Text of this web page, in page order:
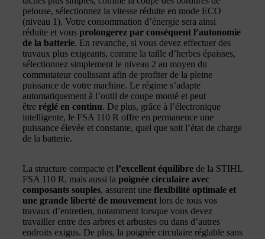
pelouse, sélectionnez la vitesse réduite en mode ECO
(niveau 1). Votre consommation d’énergie sera ainsi
réduite et vous prolongerez par conséquent l’autonomie
de la batterie. En revanche, si vous devez effectuer des
travaux plus exigeants, comme la taille d’herbes épaisses,
sélectionnez simplement le niveau 2 au moyen du
commutateur coulissant afin de profiter de la pleine
puissance de votre machine. Le régime s’adapte
automatiquement à l’outil de coupe monté et peut
être réglé en continu. De plus, grâce à l’électronique
intelligente, le FSA 110 R offre en permanence une
puissance élevée et constante, quel que soit l’état de charge
de la batterie.
La structure compacte et l’excellent équilibre de la STIHL
FSA 110 R, mais aussi la poignée circulaire avec
composants souples, assurent une flexibilité optimale et
une grande liberté de mouvement lors de tous vos
travaux d’entretien, notamment lorsque vous devez
travailler entre des arbres et arbustes ou dans d’autres
endroits exigus. De plus, la poignée circulaire réglable sans